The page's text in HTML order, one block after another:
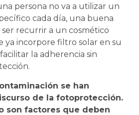
persona no va a utilizar un
cada día, una buena
recurrir a un cosmético
ya incorpore filtro solar en su
la adherencia sin
se han
de la fotoprotección.
son factores que deben